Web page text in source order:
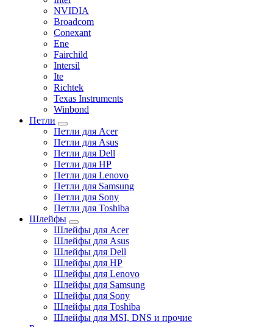
NVIDIA
Broadcom
Conexant
Ene
Fairchild
Intersil
Ite
Richtek
Texas Instruments
Winbond
Петли
Петли для Acer
Петли для Asus
Петли для Dell
Петли для HP
Петли для Lenovo
Петли для Samsung
Петли для Sony
Петли для Toshiba
Шлейфы
Шлейфы для Acer
Шлейфы для Asus
Шлейфы для Dell
Шлейфы для HP
Шлейфы для Lenovo
Шлейфы для Samsung
Шлейфы для Sony
Шлейфы для Toshiba
Шлейфы для MSI, DNS и прочие